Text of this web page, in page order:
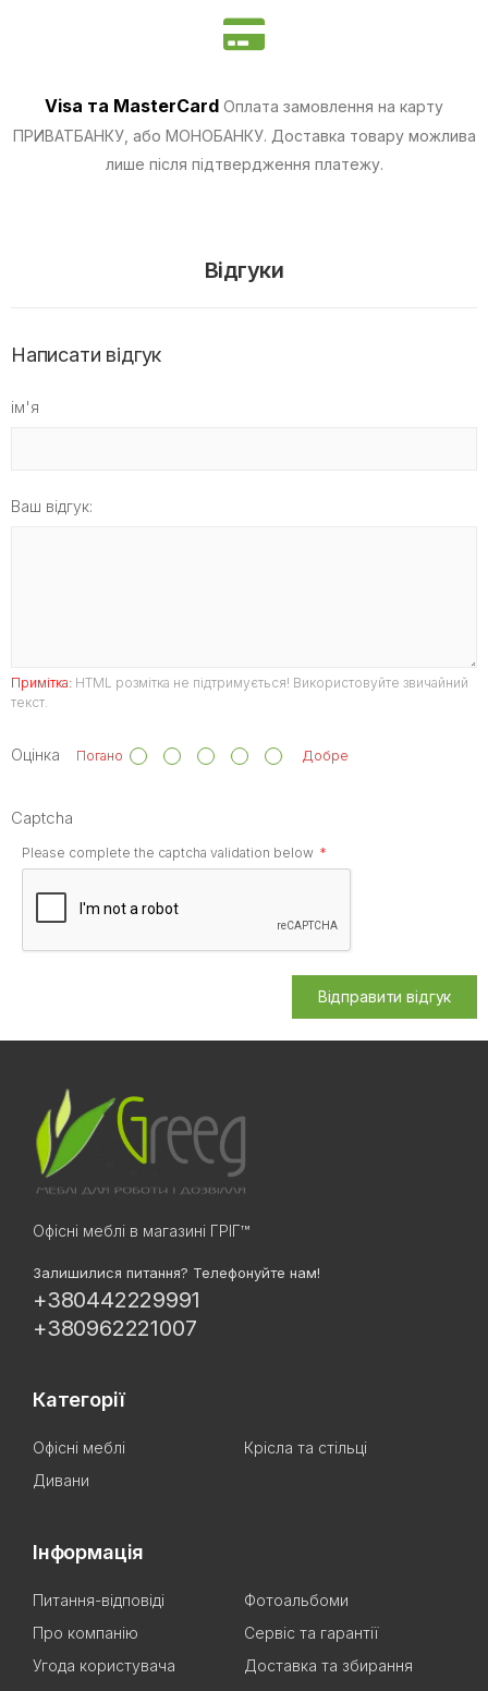
Visa та MasterCard Оплата замовлення на карту
ПРИВАТБАНКУ, або МОНОБАНКУ. Доставка товару можлива
лише після підтвердження платежу.
Відгуки
Написати відгук
ім'я
Ваш відгук:
Примітка: HTML розмітка не підтримується! Використовуйте звичайний
текст.
Оцінка Погано Добре
Captcha
Please complete the captcha validation below
Відправити відгук
Офісні меблі в магазині ГРІГ™
Залишилися питання? Телефонуйте нам!
+380442229991
+380962221007
Категорії
Офісні меблі
Крісла та стільці
Дивани
Інформація
Питання-відповіді
Фотоальбоми
Про компанію
Сервіс та гарантії
Угода користувача
Доставка та збирання